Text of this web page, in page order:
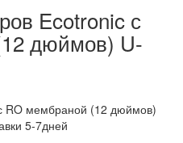
Ecotronic с
дюймов) U-
RO мембраной (12 дюймов)
5-7дней